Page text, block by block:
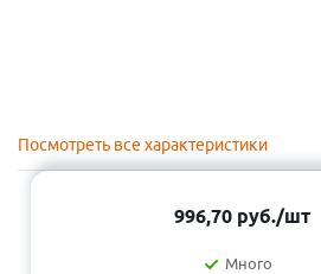
Посмотреть все характеристики
996,70 руб./шт
Много